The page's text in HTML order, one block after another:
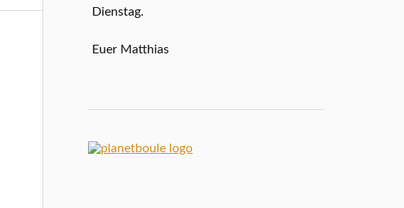
Dienstag.
Euer Matthias